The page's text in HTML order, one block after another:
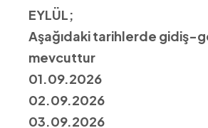
EYLÜL;
Aşağıdaki tarihlerde gidiş-
mevcuttur
01.09.2026
02.09.2026
03.09.2026